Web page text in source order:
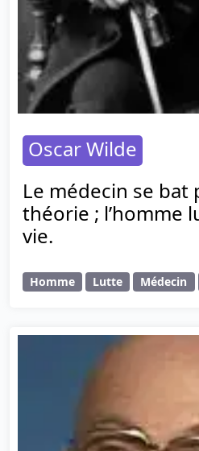
Oscar Wilde
Le médecin se bat
théorie ; l’homme
vie.
Homme Lutte Médecin